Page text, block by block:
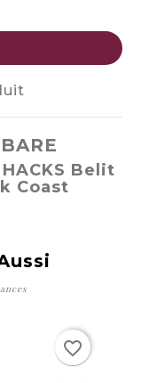
Belit
Coast
favorite
favorite_border